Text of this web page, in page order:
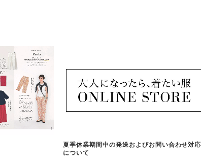
夏季休業期間中の発送およびお問い合わせ対応
について